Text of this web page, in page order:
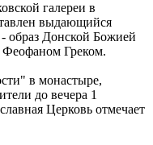
галереи в
выдающийся
- образ Донской Божией
Греком.
в монастыре,
до вечера 1
Церковь отмечает